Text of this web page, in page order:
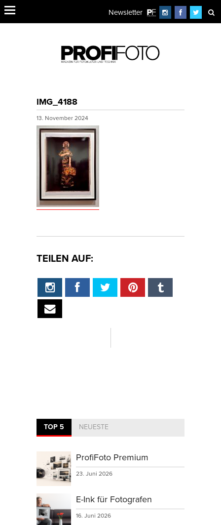
Newsletter
IMG_4188
13. November 2024
TEILEN AUF:
TOP 5 NEUESTE
ProfiFoto Premium
23. Juni 2026
E-Ink für Fotografen
16. Juni 2026